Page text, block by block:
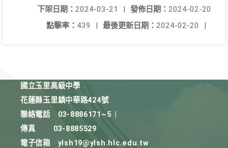
發佈日期： 2024-02-20
下架日期： 2024-03-21
|
最後更新日期： 2024-02-20 |
點擊率： 439 |
國立玉里高級中學
花蓮縣玉里鎮中華路424號
聯絡電話
03-8886171~5
傳真
03-8885529
電子信箱
ylsh19@ylsh.hlc.edu.tw